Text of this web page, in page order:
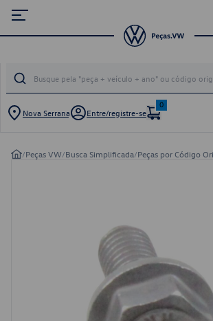
Nova Serrana Entre/registre-se
0
/Peças VW/Busca Simplificada/Peças por Código